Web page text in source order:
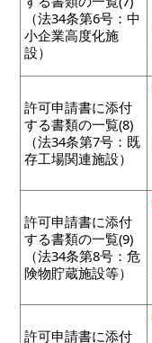
（法34条第6号：中
小企業高度化施
設）
許可申請書に添付
する書類の一覧(8)
（法34条第7号：既
存工場関連施設）
許可申請書に添付
する書類の一覧(9)
（法34条第8号：危
険物貯蔵施設等）
許可申請書に添付